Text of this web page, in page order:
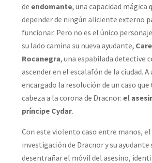
de endomante, una capacidad mágica
depender de ningún aliciente externo
funcionar. Pero no es el único
su lado camina su nueva ayudante,
Rocanegra, una espabilada detective
ascender en el escalafón de la ciudad. A
encargado la resolución de un caso que
cabeza a la corona de Dracnor: el
príncipe Cydar.
Con este violento caso entre manos, el
investigación de Dracnor y su ayudante
desentrañar el móvil del asesino,